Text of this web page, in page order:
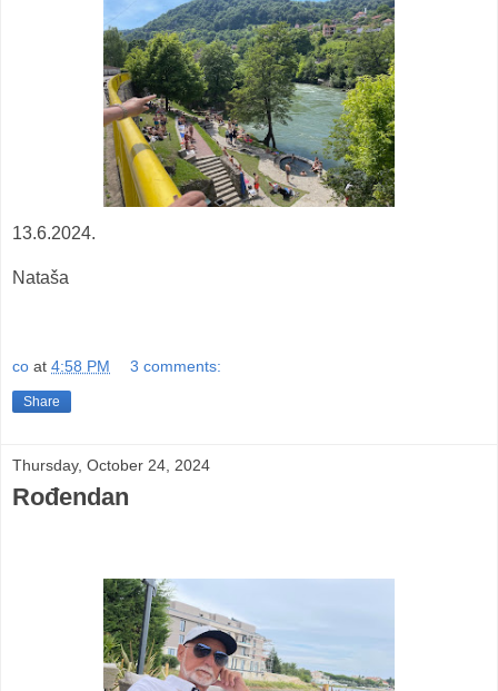
13.6.2024.
Nataša
co at 4:58 PM 3 comments:
Share
Thursday, October 24, 2024
Rođendan